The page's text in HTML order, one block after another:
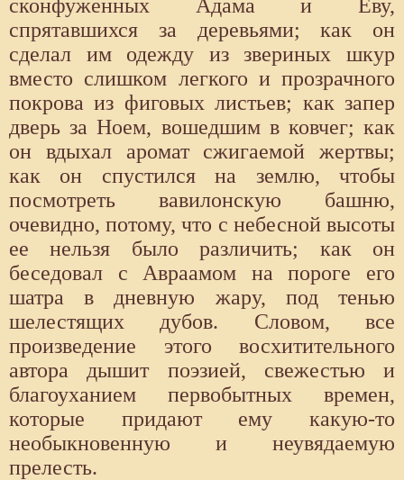
сконфуженных Адама и Еву,
спрятавшихся за деревьями; как он
сделал им одежду из звериных шкур
вместо слишком легкого и прозрачного
покрова из фиговых листьев; как запер
дверь за Ноем, вошедшим в ковчег; как
он вдыхал аромат сжигаемой жертвы;
как он спустился на землю, чтобы
посмотреть вавилонскую башню,
очевидно, потому, что с небесной высоты
ее нельзя было различить; как он
беседовал с Авраамом на пороге его
шатра в дневную жару, под тенью
шелестящих дубов. Словом, все
произведение этого восхитительного
автора дышит поэзией, свежестью и
благоуханием первобытных времен,
которые придают ему какую-то
необыкновенную и неувядаемую
прелесть.